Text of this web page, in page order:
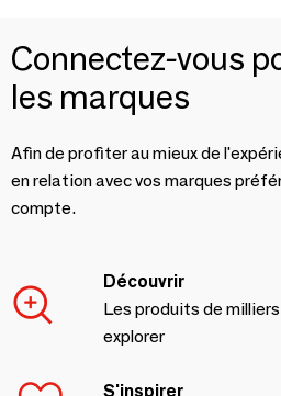
Connectez-vous
les marques
Afin de profiter au mieux de
en relation avec vos marques
compte.
Découvrir
Les produits de
explorer
S'inspirer